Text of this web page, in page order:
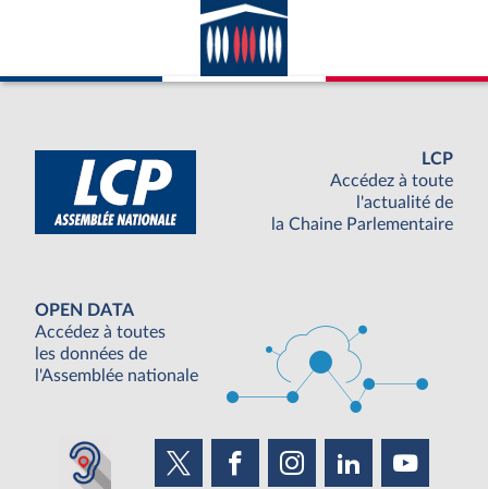
LCP
Accédez à toute
l'actualité de
la Chaine Parlementaire
OPEN DATA
Accédez à toutes
les données de
l'Assemblée nationale